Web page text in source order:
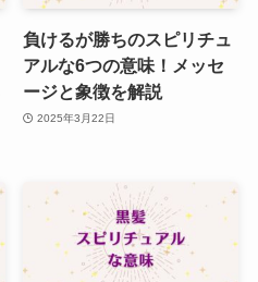
負けるが勝ちのスピリチュ
アルな6つの意味！メッセ
ージと象徴を解説
2025年3月22日